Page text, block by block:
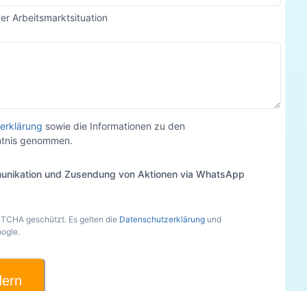
Arbeitsmarktsituation
sowie die Informationen zu den
genommen.
und Zusendung von Aktionen via WhatsApp
geschützt. Es gelten die Datenschutzerklärung und